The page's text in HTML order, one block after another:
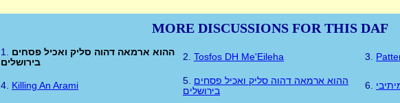
MORE DISCUSSIONS FOR THIS DAF
1. ההוא ארמאה דהוה סליק ואכיל פסחים
בירושלים
2. Tosfos DH Me'Eileha 3.
4. Killing An Arami 5. ההוא ארמאה דהוה סליק ואכיל פסחים
בירושלים
6.